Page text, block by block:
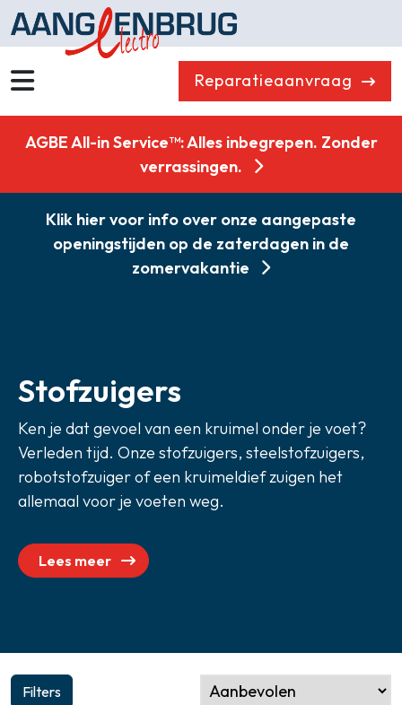
Reparatieaanvraag
Koelen & Vriezen
Koken
Koffiemachines
Professioneel
Stofzuigers
Quooker
Klein huishoudelijk
Zoeken
AGBE All-in Service™: Alles inbegrepen. Zonder
verrassingen.
Klik hier voor info over onze aangepaste
openingstijden op de zaterdagen in de
zomervakantie
Stofzuigers
Ken je dat gevoel van een kruimel onder je voet?
Verleden tijd. Onze stofzuigers, steelstofzuigers,
robotstofzuiger of een kruimeldief zuigen het
allemaal voor je voeten weg.
Lees meer
Filters